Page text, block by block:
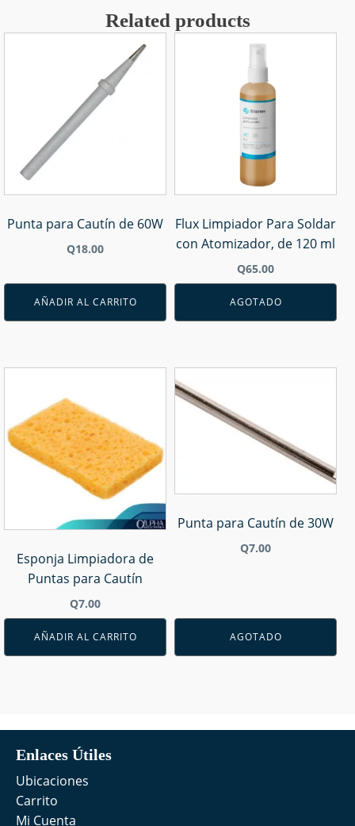
Related products
Punta para Cautín de 60W
Q18.00
AÑADIR AL CARRITO
Flux Limpiador Para Soldar
con Atomizador, de 120 ml
Q65.00
AGOTADO
Esponja Limpiadora de
Puntas para Cautín
Q7.00
AÑADIR AL CARRITO
Punta para Cautín de 30W
Q7.00
AGOTADO
Enlaces Útiles
Ubicaciones
Carrito
Mi Cuenta